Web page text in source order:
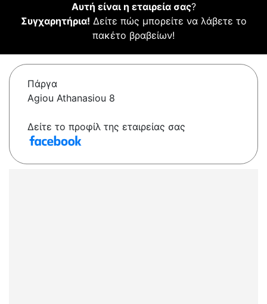
Αυτή είναι η εταιρεία σας?
Συγχαρητήρια! Δείτε πώς μπορείτε να λάβετε το
πακέτο βραβείων!
Πάργα
Agiou Athanasiou 8
Δείτε το προφίλ της εταιρείας σας